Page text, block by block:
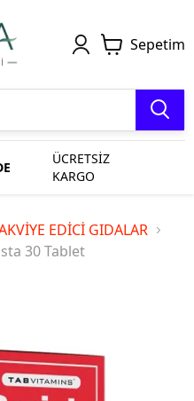
Sepetim
ÜCRETSİZ
KARGO
EDİCİ GIDALAR
30 Tablet